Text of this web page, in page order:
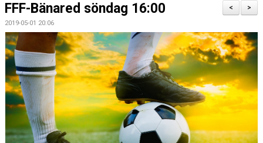
BILDGALLERI
DOKUMENT
KONTAKT
MATCHER
MARATONTABELL
>
<
FFF-Bänared söndag 16:00
2019-05-01 20:06